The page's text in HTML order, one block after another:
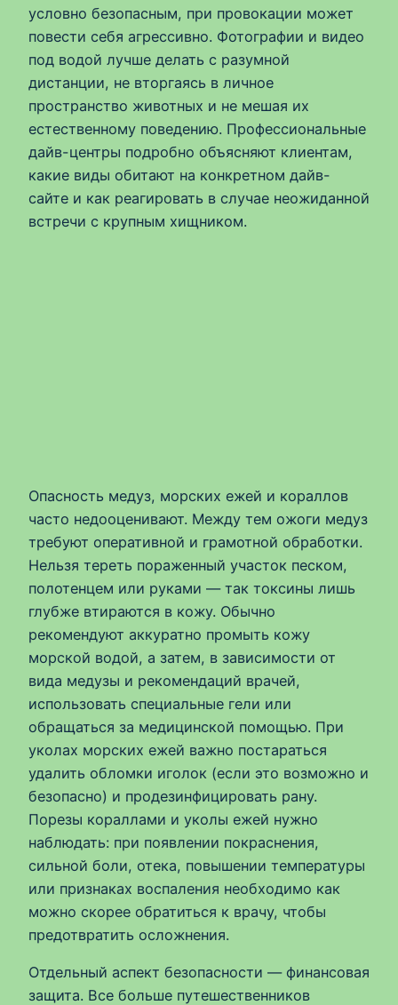
условно безопасным, при провокации может
повести себя агрессивно. Фотографии и видео
под водой лучше делать с разумной
дистанции, не вторгаясь в личное
пространство животных и не мешая их
естественному поведению. Профессиональные
дайв-центры подробно объясняют клиентам,
какие виды обитают на конкретном дайв-
сайте и как реагировать в случае неожиданной
встречи с крупным хищником.
Опасность медуз, морских ежей и кораллов
часто недооценивают. Между тем ожоги медуз
требуют оперативной и грамотной обработки.
Нельзя тереть пораженный участок песком,
полотенцем или руками — так токсины лишь
глубже втираются в кожу. Обычно
рекомендуют аккуратно промыть кожу
морской водой, а затем, в зависимости от
вида медузы и рекомендаций врачей,
использовать специальные гели или
обращаться за медицинской помощью. При
уколах морских ежей важно постараться
удалить обломки иголок (если это возможно и
безопасно) и продезинфицировать рану.
Порезы кораллами и уколы ежей нужно
наблюдать: при появлении покраснения,
сильной боли, отека, повышении температуры
или признаках воспаления необходимо как
можно скорее обратиться к врачу, чтобы
предотвратить осложнения.
Отдельный аспект безопасности — финансовая
защита. Все больше путешественников